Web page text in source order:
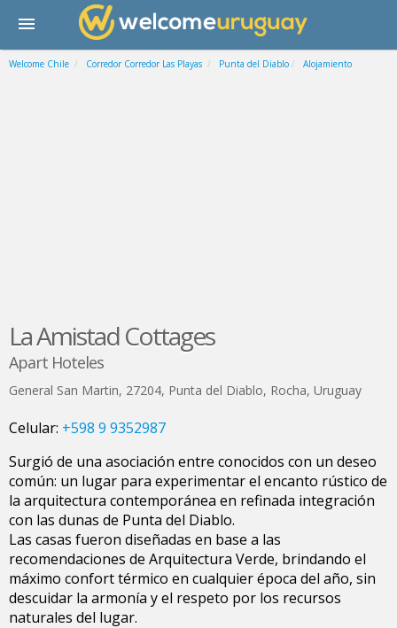
Welcome Chile Corredor Corredor Las Playas Punta del Diablo Alojamiento
La Amistad Cottages
Apart Hoteles
General San Martin, 27204, Punta del Diablo, Rocha, Uruguay
Celular: +598 9 9352987
Surgió de una asociación entre conocidos con un deseo
común: un lugar para experimentar el encanto rústico de
la arquitectura contemporánea en refinada integración
con las dunas de Punta del Diablo.
Las casas fueron diseñadas en base a las
recomendaciones de Arquitectura Verde, brindando el
máximo confort térmico en cualquier época del año, sin
descuidar la armonía y el respeto por los recursos
naturales del lugar.